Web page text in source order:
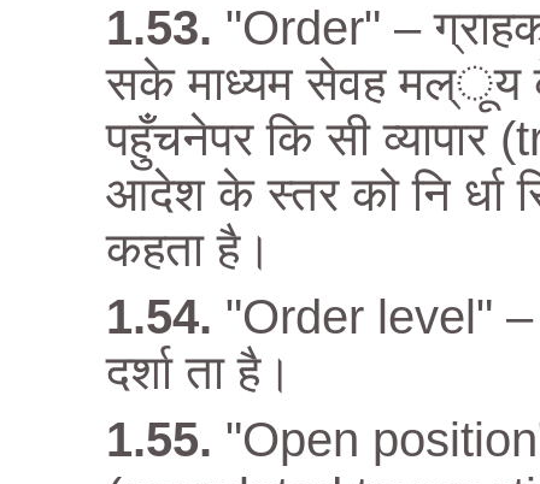
"Order" – ग्राहक
सके माध्यम सेवह मल्ूय के
पहुँचनेपर कि सी व्यापार
आदेश के स्तर को नि र्धा
कहता है।
"Order level"
दर्शा ता है।
"Open